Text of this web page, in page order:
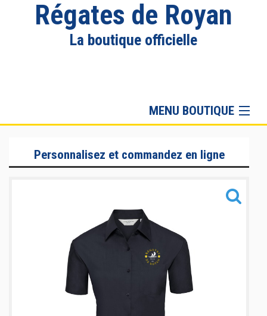
Régates de Royan
La boutique officielle
MENU BOUTIQUE
Sportswear
Personnalisez et commandez en ligne